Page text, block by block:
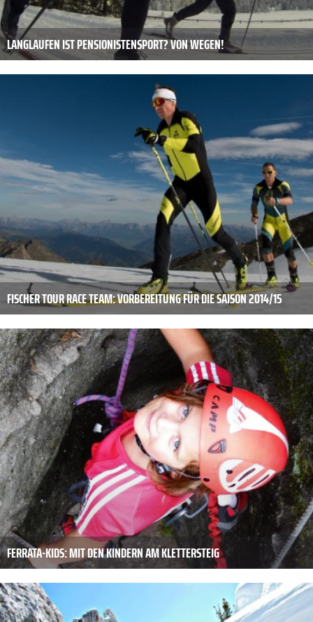
LANGLAUFEN IST PENSIONISTENSPORT? VON WEGEN!
FISCHER TOUR RACE TEAM: VORBEREITUNG FÜR DIE SAISON 2014/15
FERRATA-KIDS: MIT DEN KINDERN AM KLETTERSTEIG